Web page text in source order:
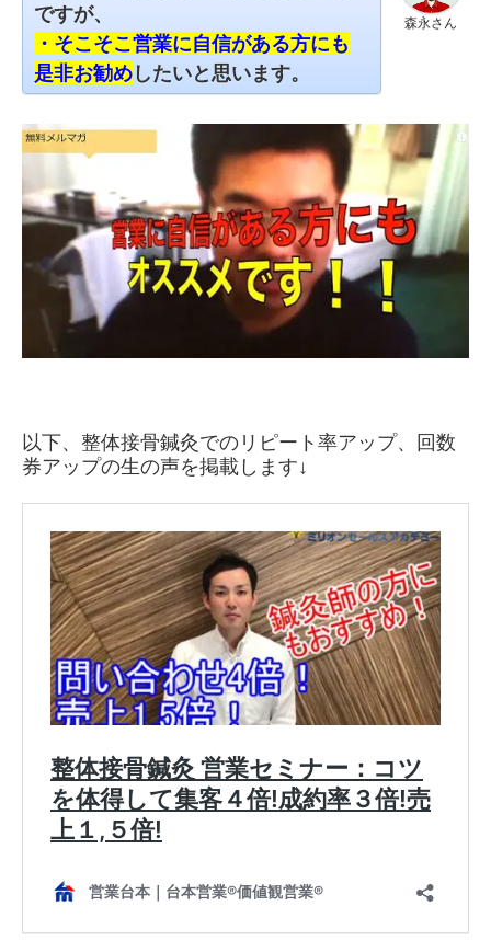
森永さん
ですが、
・そこそこ営業に自信がある方にも
是非お勧めしたいと思います。
以下、整体接骨鍼灸でのリピート率アップ、回数
券アップの生の声を掲載します↓